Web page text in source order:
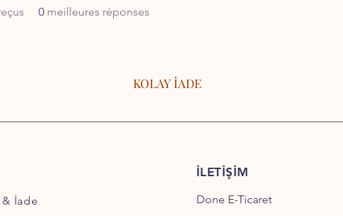
0 meilleures réponses
KOLAY İADE
İade
İLETİŞİM
Done E-Ticaret